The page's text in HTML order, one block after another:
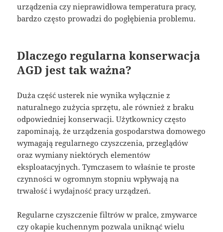
urządzenia czy nieprawidłowa temperatura pracy,
bardzo często prowadzi do pogłębienia problemu.
Dlaczego regularna konserwacja
AGD jest tak ważna?
Duża część usterek nie wynika wyłącznie z
naturalnego zużycia sprzętu, ale również z braku
odpowiedniej konserwacji. Użytkownicy często
zapominają, że urządzenia gospodarstwa domowego
wymagają regularnego czyszczenia, przeglądów
oraz wymiany niektórych elementów
eksploatacyjnych. Tymczasem to właśnie te proste
czynności w ogromnym stopniu wpływają na
trwałość i wydajność pracy urządzeń.
Regularne czyszczenie filtrów w pralce, zmywarce
czy okapie kuchennym pozwala uniknąć wielu